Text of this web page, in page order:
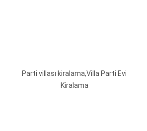
Parti villası kiralama,Villa Parti Evi
Kiralama